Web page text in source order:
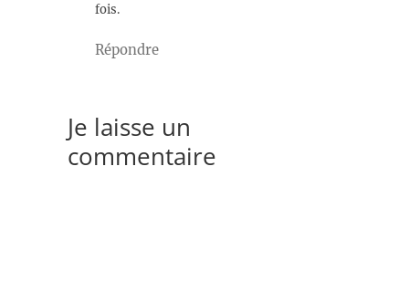
fois.
Répondre
Je laisse un
commentaire